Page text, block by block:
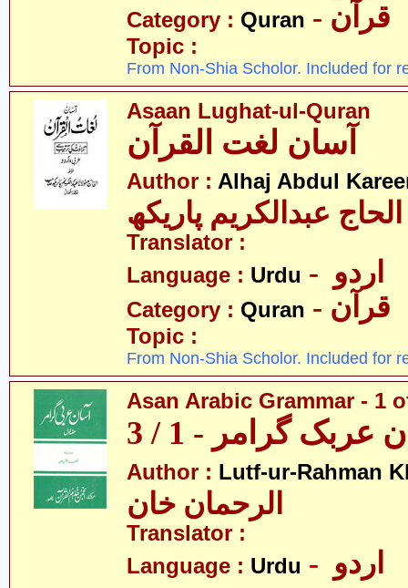
Category : Quran - قرآن
Topic :
From Non-Shia Scholor. Included for
Asaan Lughat-ul-Quran
Author : Alhaj Abdul
Translator :
Language : Urdu
Category : Quran - قرآن
Topic :
From Non-Shia Scholor. Included for
Asan Arabic Grammar - 1
عربک گرامر - 1 / 3
Author : Lutf-ur-Rahman
الرحمان خان
Translator :
Language : Urdu